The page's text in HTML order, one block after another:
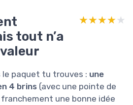
tout n’a
★★★★★
★★★★★
paquet tu trouves : une
4 brins (avec une pointe de
une bonne idée